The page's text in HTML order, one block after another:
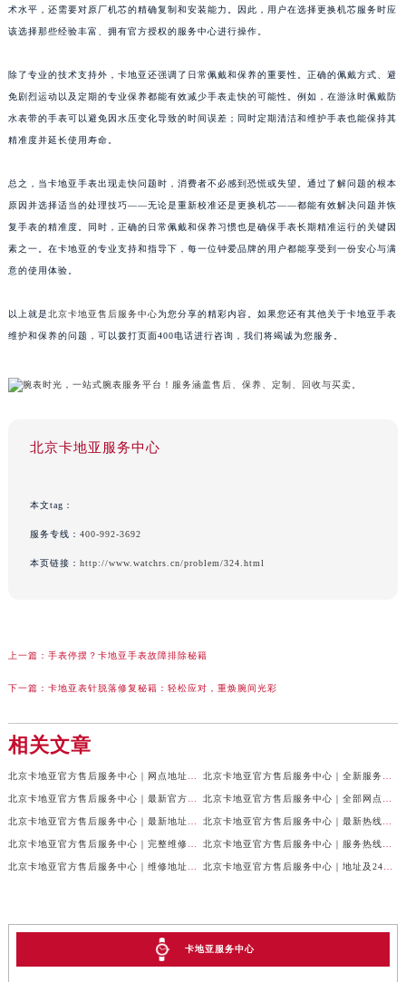
术水平，还需要对原厂机芯的精确复制和安装能力。因此，用户在选择更换机芯服务时应
该选择那些经验丰富、拥有官方授权的服务中心进行操作。
除了专业的技术支持外，卡地亚还强调了日常佩戴和保养的重要性。正确的佩戴方式、避
免剧烈运动以及定期的专业保养都能有效减少手表走快的可能性。例如，在游泳时佩戴防
水表带的手表可以避免因水压变化导致的时间误差；同时定期清洁和维护手表也能保持其
精准度并延长使用寿命。
总之，当卡地亚手表出现走快问题时，消费者不必感到恐慌或失望。通过了解问题的根本
原因并选择适当的处理技巧——无论是重新校准还是更换机芯——都能有效解决问题并恢
复手表的精准度。同时，正确的日常佩戴和保养习惯也是确保手表长期精准运行的关键因
素之一。在卡地亚的专业支持和指导下，每一位钟爱品牌的用户都能享受到一份安心与满
意的使用体验。
以上就是北京卡地亚售后服务中心为您分享的精彩内容。如果您还有其他关于卡地亚手表
维护和保养的问题，可以拨打页面400电话进行咨询，我们将竭诚为您服务。
北京卡地亚服务中心
本文tag：
服务专线： 400-992-3692
本页链接： http://www.watchrs.cn/problem/324.html
上一篇： 手表停摆？卡地亚手表故障排除秘籍
下一篇： 卡地亚表针脱落修复秘籍：轻松应对，重焕腕间光彩
相关文章
卡地亚服务中心